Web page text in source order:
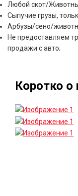
Любой скот/
Сыпучие грузы,
Арбузы/сено/
Не предоставляем
продажи с авто;
Коротко о